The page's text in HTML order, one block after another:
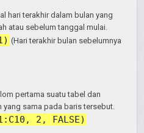
hari terakhir dalam bulan yang
atau sebelum tanggal mulai.
(Hari terakhir bulan sebelumnya
pertama suatu tabel dan
sama pada baris tersebut.
2, FALSE)